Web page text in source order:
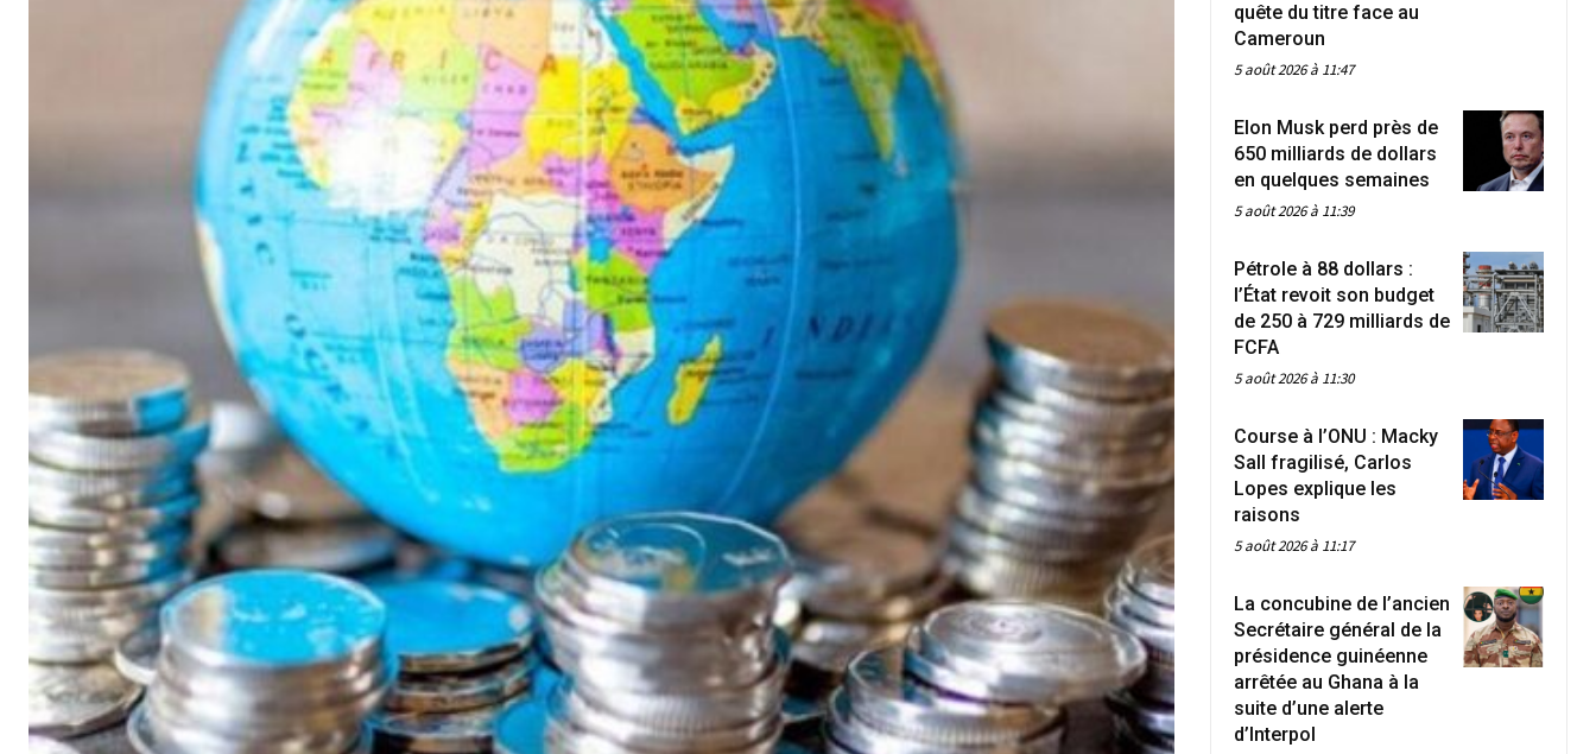
quête du titre face au
Cameroun
5 août 2026 à 11:47
Elon Musk perd près de
650 milliards de dollars
en quelques semaines
5 août 2026 à 11:39
Pétrole à 88 dollars :
l’État revoit son budget
de 250 à 729 milliards de
FCFA
5 août 2026 à 11:30
Course à l’ONU : Macky
Sall fragilisé, Carlos
Lopes explique les
raisons
5 août 2026 à 11:17
La concubine de l’ancien
Secrétaire général de la
présidence guinéenne
arrêtée au Ghana à la
suite d’une alerte
d’Interpol